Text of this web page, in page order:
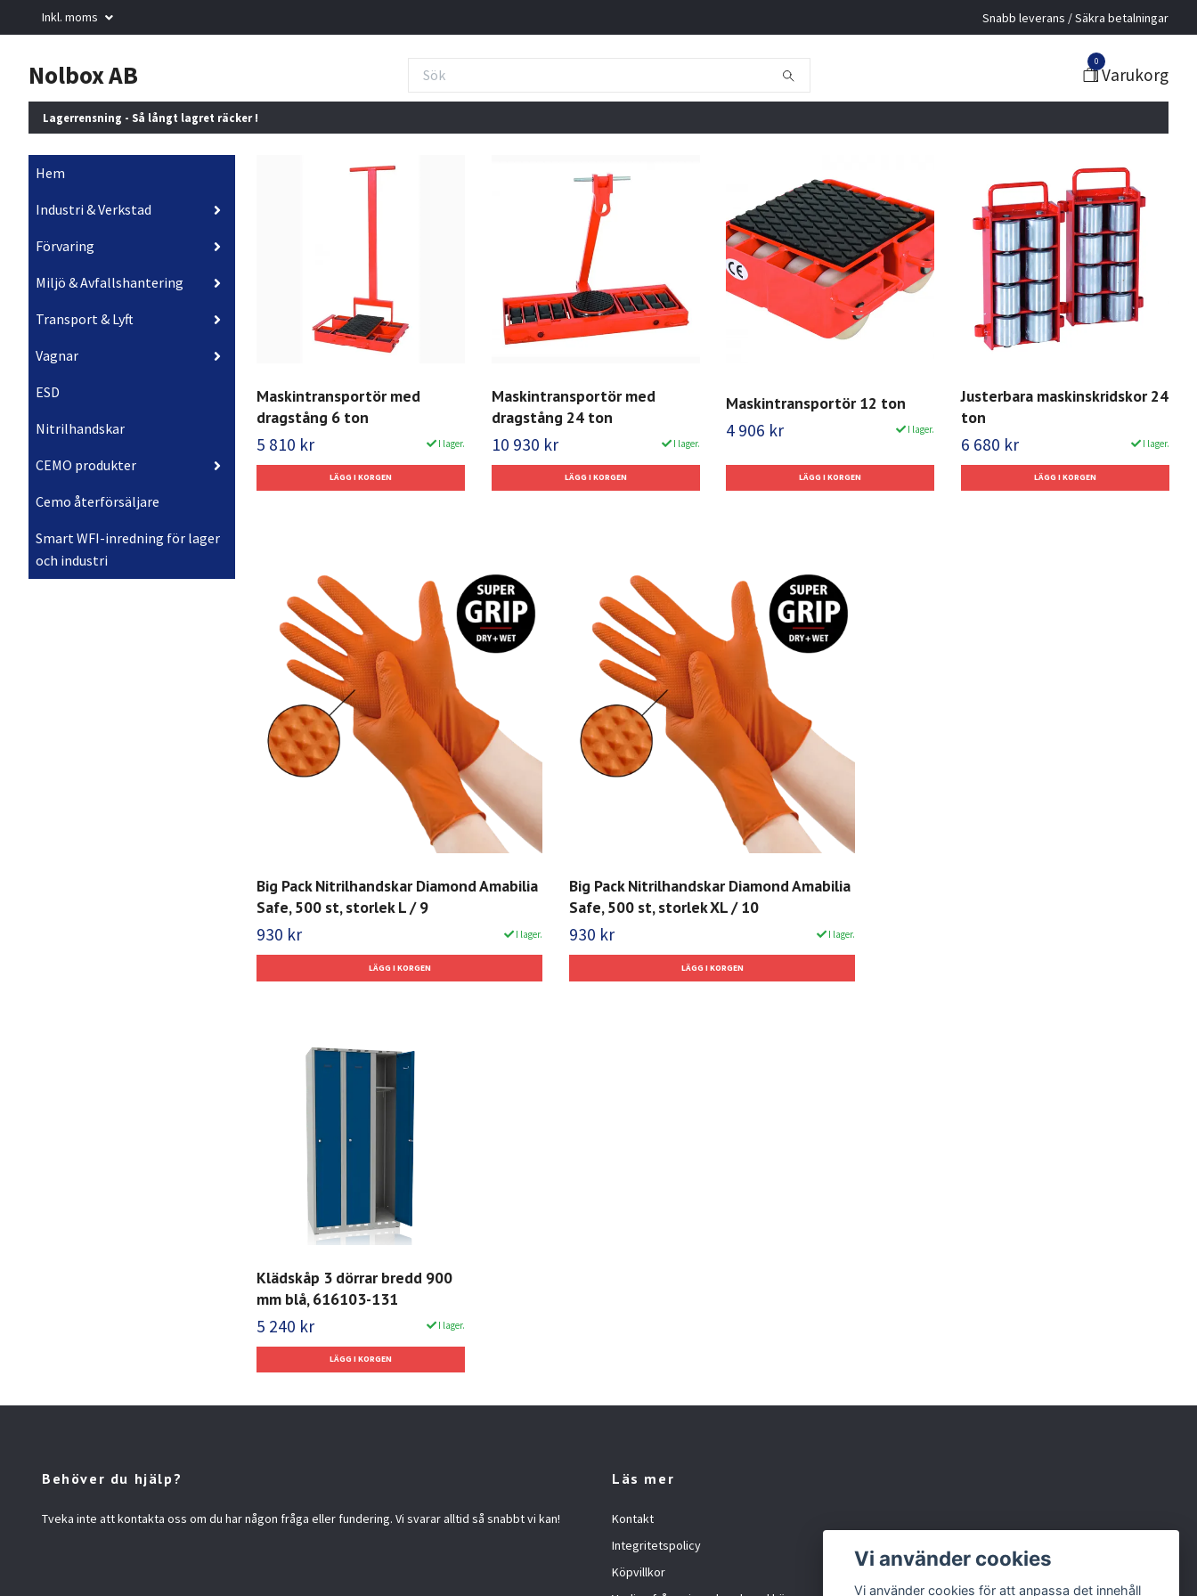
Inkl. moms Snabb leverans / Säkra betalningar
Nolbox AB 0
Varukorg
Lagerrensning - Så långt lagret räcker !
Hem
Industri & Verkstad
Förvaring
Miljö & Avfallshantering
Transport & Lyft
Vagnar
ESD
Nitrilhandskar
CEMO produkter
Cemo återförsäljare
Smart WFI-inredning för lager
och industri
Maskintransportör med
dragstång 6 ton
5 810 kr I lager.
Maskintransportör med
dragstång 24 ton
10 930 kr I lager.
Maskintransportör 12 ton
4 906 kr I lager.
Justerbara maskinskridskor 24
ton
6 680 kr I lager.
Big Pack Nitrilhandskar Diamond Amabilia
Safe, 500 st, storlek L / 9
930 kr I lager.
Big Pack Nitrilhandskar Diamond Amabilia
Safe, 500 st, storlek XL / 10
930 kr I lager.
Klädskåp 3 dörrar bredd 900
mm blå, 616103-131
5 240 kr I lager.
Behöver du hjälp?
Tveka inte att kontakta oss om du har någon fråga eller fundering. Vi svarar alltid så snabbt vi kan!
Läs mer
Kontakt
Integritetspolicy
Köpvillkor
Vi använder cookies
Vi använder cookies för att anpassa det innehåll